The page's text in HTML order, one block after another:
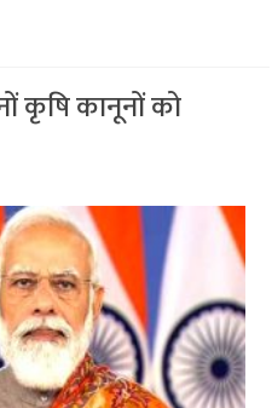
कृषि कानूनों को